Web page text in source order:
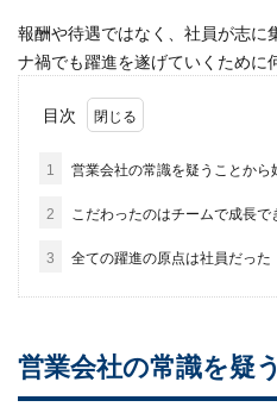
報酬や待遇ではなく、社員が志に
ナ禍でも躍進を遂げていくために
目次
1 営業会社の常識を疑うことから
2 こだわったのはチームで成長で
3 全ての躍進の原点は社員だった
営業会社の常識を疑